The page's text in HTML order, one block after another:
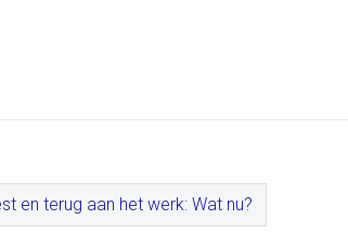
en terug aan het werk: Wat nu?